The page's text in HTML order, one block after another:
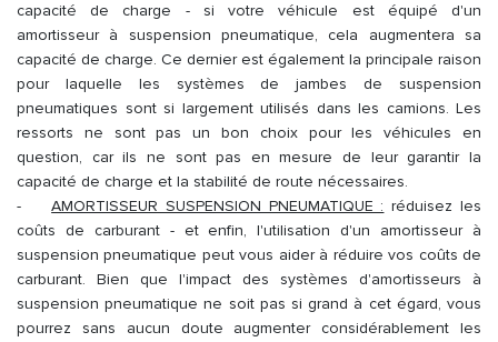
capacité de charge - si votre véhicule est équipé d'un
amortisseur à suspension pneumatique, cela augmentera sa
capacité de charge. Ce dernier est également la principale raison
pour laquelle les systèmes de jambes de suspension
pneumatiques sont si largement utilisés dans les camions. Les
ressorts ne sont pas un bon choix pour les véhicules en
question, car ils ne sont pas en mesure de leur garantir la
capacité de charge et la stabilité de route nécessaires.
-AMORTISSEUR SUSPENSION PNEUMATIQUE : réduisez les
coûts de carburant - et enfin, l'utilisation d'un amortisseur à
suspension pneumatique peut vous aider à réduire vos coûts de
carburant. Bien que l'impact des systèmes d'amortisseurs à
suspension pneumatique ne soit pas si grand à cet égard, vous
pourrez sans aucun doute augmenter considérablement les